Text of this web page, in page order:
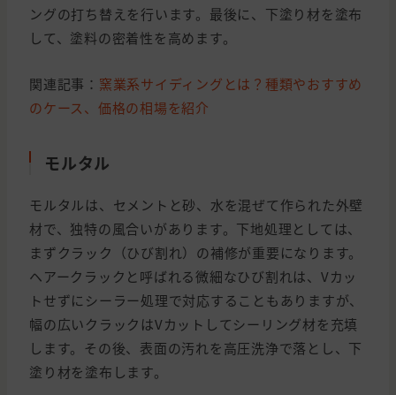
ングの打ち替えを行います。最後に、下塗り材を塗布
して、塗料の密着性を高めます。
関連記事： 窯業系サイディングとは？種類やおすすめ
のケース、価格の相場を紹介
モルタル
モルタルは、セメントと砂、水を混ぜて作られた外壁
材で、独特の風合いがあります。下地処理としては、
まずクラック（ひび割れ）の補修が重要になります。
ヘアークラックと呼ばれる微細なひび割れは、Vカッ
トせずにシーラー処理で対応することもありますが、
幅の広いクラックはVカットしてシーリング材を充填
します。その後、表面の汚れを高圧洗浄で落とし、下
塗り材を塗布します。